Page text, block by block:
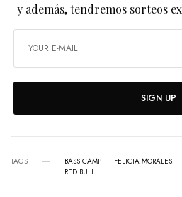
y además, tendremos sorteos
SIGN UP
TAGS BASS CAMP FELICIA MORALES
RED BULL